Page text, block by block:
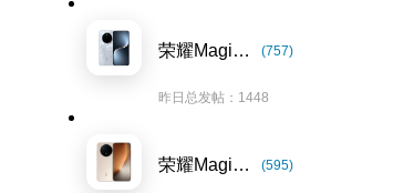
荣耀Magic7系列 (757)
昨日总发帖：1448
荣耀Magic8系列 (595)